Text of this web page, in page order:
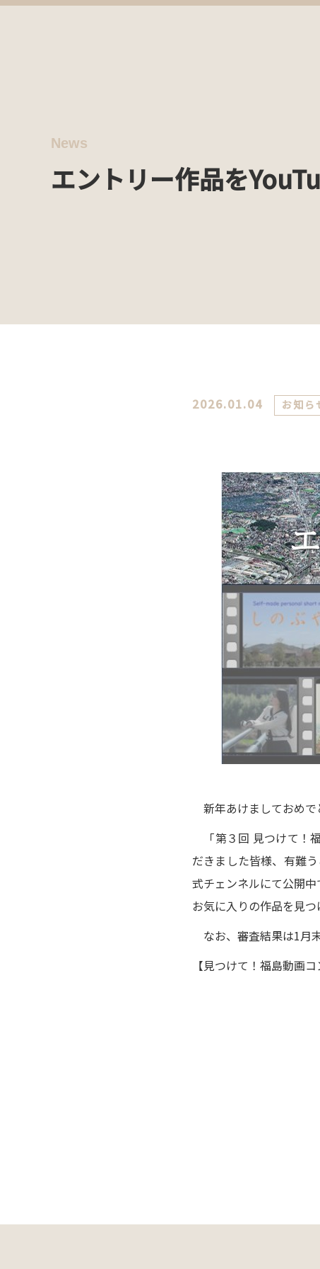
News
エントリー作品を
2026.01.04 お知ら
新年あけましておめで
「第３回 見つけて！
だきました皆様、有難
式チェンネルにて公開
お気に入りの作品を見つ
なお、審査結果は1月
【見つけて！福島動画